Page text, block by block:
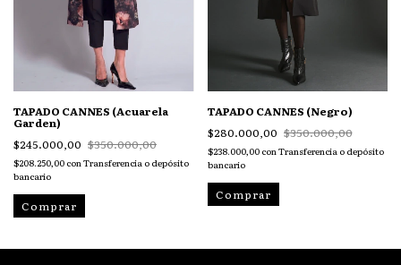
TAPADO CANNES (Acuarela
Garden)
$245.000,00 $350.000,00
$208.250,00 conTransferencia o depósito
bancario
Comprar
TAPADO CANNES (Negro)
$280.000,00 $350.000,00
$238.000,00 conTransferencia o depósito
bancario
Comprar